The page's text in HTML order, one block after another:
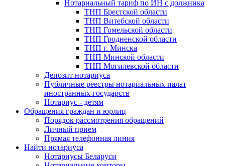
Нотариальный тариф по ИН с должника
ТНП Брестской области
ТНП Витебской области
ТНП Гомельской области
ТНП Гродненской области
ТНП г. Минска
ТНП Минской области
ТНП Могилевской области
Депозит нотариуса
Публичные реестры нотариальных палат
иностранных государств
Нотариус - детям
Обращения граждан и юрлиц
Порядок рассмотрения обращений
Личный прием
Прямая телефонная линия
Найти нотариуса
Нотариусы Беларуси